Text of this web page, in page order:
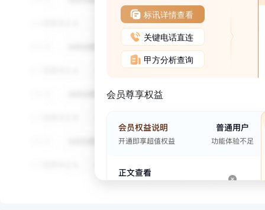
标讯详情查看
关键电话直连
甲方分析查询
会员尊享权益